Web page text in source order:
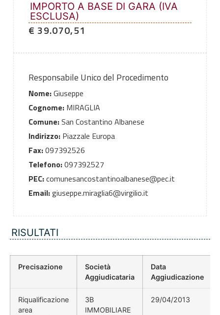
IMPORTO A BASE DI GARA (IVA
ESCLUSA)
€ 39.070,51
Responsabile Unico del Procedimento
Nome:Giuseppe
Cognome:MIRAGLIA
Comune:San Costantino Albanese
Indirizzo:Piazzale Europa
Fax:097392526
Telefono:097392527
PEC:comunesancostantinoalbanese@pec.it
Email:giuseppe.miraglia6@virgilio.it
RISULTATI
Precisazione
Società
Aggiudicataria
Data
Aggiudicazione
Riqualificazione
area
3B
IMMOBILIARE
29/04/2013